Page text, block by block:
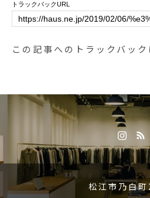
E-TEX
しており
に至るま
こちらの
是非ご覧
(M)・
s_matsue
トラックバックURL
この記事へのトラックバック
松江市乃白